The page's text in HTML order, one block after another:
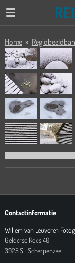
Ga
de
hoofdinhoud
Home »
Contactinformatie
Willem van Leuveren
Gelderse Roos 40
3925 SL Scherpenzeel